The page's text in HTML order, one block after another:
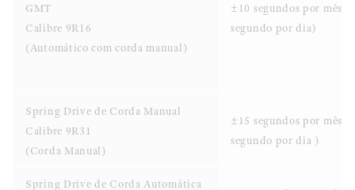
GMT
Calibre 9R16
(Automático com corda manual)
±10 segundos por mês
segundo por dia)
Spring Drive de Corda Manual
Calibre 9R31
(Corda Manual)
±15 segundos por mês
segundo por dia )
Spring Drive de Corda Automática